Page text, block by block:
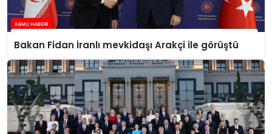
Bakan Fidan İranlı mevkidaşı Arakçi ile görüştü